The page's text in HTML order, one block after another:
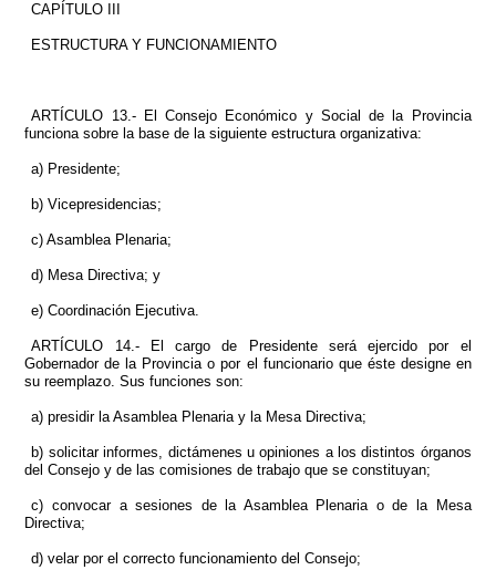
CAPÍTULO III
ESTRUCTURA Y FUNCIONAMIENTO
ARTÍCULO 13.- El Consejo Económico y Social de la Provincia
funciona sobre la base de la siguiente estructura organizativa:
a) Presidente;
b) Vicepresidencias;
c) Asamblea Plenaria;
d) Mesa Directiva; y
e) Coordinación Ejecutiva.
ARTÍCULO 14.- El cargo de Presidente será ejercido por el
Gobernador de la Provincia o por el funcionario que éste designe en
su reemplazo. Sus funciones son:
a) presidir la Asamblea Plenaria y la Mesa Directiva;
b) solicitar informes, dictámenes u opiniones a los distintos órganos
del Consejo y de las comisiones de trabajo que se constituyan;
c) convocar a sesiones de la Asamblea Plenaria o de la Mesa
Directiva;
d) velar por el correcto funcionamiento del Consejo;